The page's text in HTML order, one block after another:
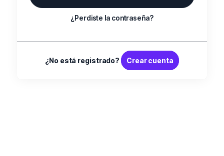
¿Perdiste la contraseña?
¿No está registrado? Crear cuenta